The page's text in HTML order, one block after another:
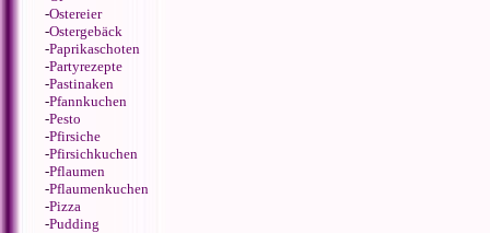
-Ostereier
-Ostergebäck
-Paprikaschoten
-Partyrezepte
-Pastinaken
-Pfannkuchen
-Pesto
-Pfirsiche
-Pfirsichkuchen
-Pflaumen
-Pflaumenkuchen
-Pizza
-Pudding